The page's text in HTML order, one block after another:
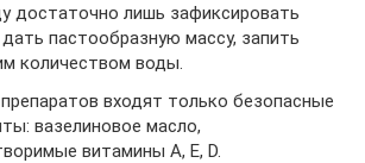
достаточно лишь зафиксировать
пастообразную массу, запить
количеством воды.
входят только безопасные
вазелиновое масло,
витамины А, Е, D.